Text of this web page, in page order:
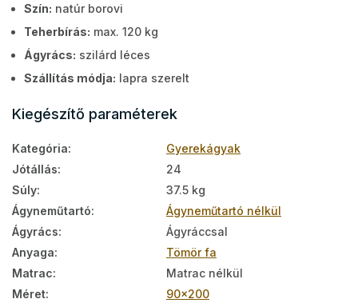
Szín: natúr borovi
Teherbírás: max. 120 kg
Ágyrács: szilárd léces
Szállítás módja: lapra szerelt
Kiegészítő paraméterek
Kategória:
Gyerekágyak
Jótállás:
24
Súly:
37.5 kg
Ágyneműtartó:
Ágyneműtartó nélkül
Ágyrács:
Ágyráccsal
Anyaga:
Tömör fa
Matrac:
Matrac nélkül
Méret:
90x200